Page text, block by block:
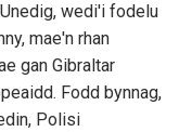
wedi'i fodelu
mae'n rhan
gan Gibraltar
Fodd bynnag,
Polisi